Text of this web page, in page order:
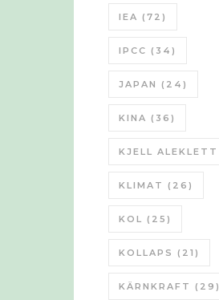
IEA (72)
IPCC (34)
JAPAN (24)
KINA (36)
KJELL ALEKLETT
KLIMAT (26)
KOL (25)
KOLLAPS (21)
KÄRNKRAFT (29)